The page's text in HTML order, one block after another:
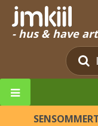
- hus & have